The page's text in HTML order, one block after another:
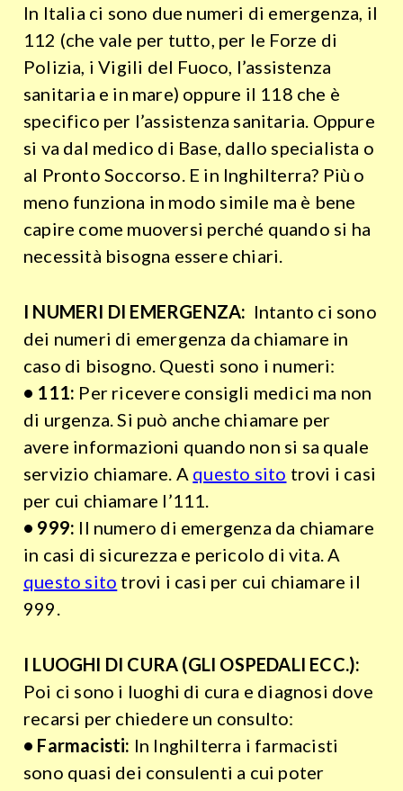
In Italia ci sono due numeri di emergenza, il
112 (che vale per tutto, per le Forze di
Polizia, i Vigili del Fuoco, l’assistenza
sanitaria e in mare) oppure il 118 che è
specifico per l’assistenza sanitaria. Oppure
si va dal medico di Base, dallo specialista o
al Pronto Soccorso. E in Inghilterra? Più o
meno funziona in modo simile ma è bene
capire come muoversi perché quando si ha
necessità bisogna essere chiari.
I NUMERI DI EMERGENZA: Intanto ci sono
dei numeri di emergenza da chiamare in
caso di bisogno. Questi sono i numeri:
• 111: Per ricevere consigli medici ma non
di urgenza. Si può anche chiamare per
avere informazioni quando non si sa quale
servizio chiamare. A questo sito trovi i casi
per cui chiamare l’111.
• 999: Il numero di emergenza da chiamare
in casi di sicurezza e pericolo di vita. A
questo sito trovi i casi per cui chiamare il
999.
I LUOGHI DI CURA (GLI OSPEDALI ECC.):
Poi ci sono i luoghi di cura e diagnosi dove
recarsi per chiedere un consulto:
• Farmacisti: In Inghilterra i farmacisti
sono quasi dei consulenti a cui poter